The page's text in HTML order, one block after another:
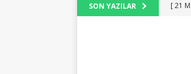
SON YAZILAR [ 21